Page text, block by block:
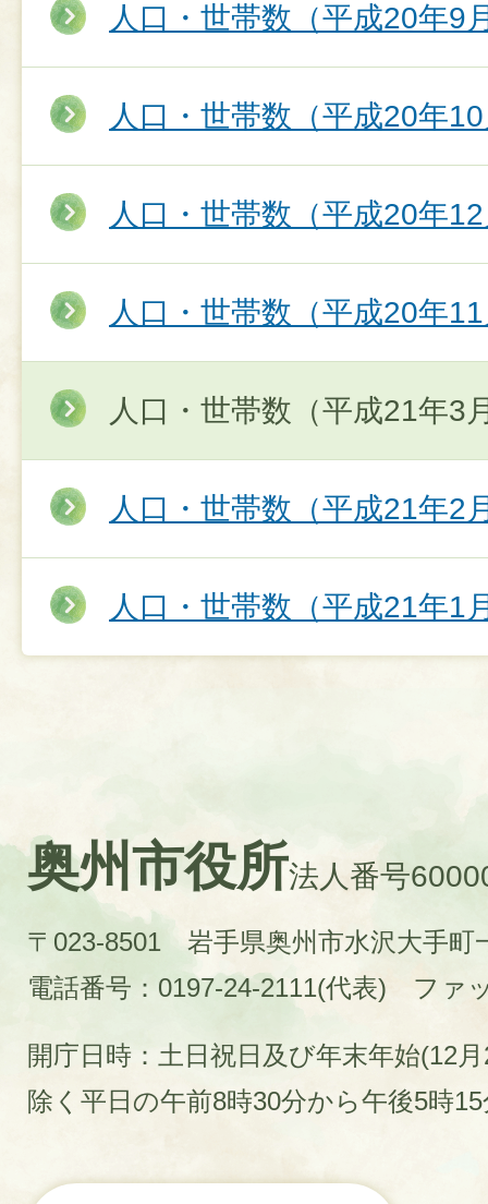
人口・世帯数（平成20年9
人口・世帯数（平成20年
人口・世帯数（平成20年
人口・世帯数（平成20年
人口・世帯数（平成21年3
人口・世帯数（平成21年2
人口・世帯数（平成21年1
奥州市役所法人番号
〒023-8501 岩手県奥州市水沢大手町
電話番号：0197-24-2111(代表)
ファ
開庁日時：土日祝日及び年末年始(12
除く平日の午前8時30分から午後5時